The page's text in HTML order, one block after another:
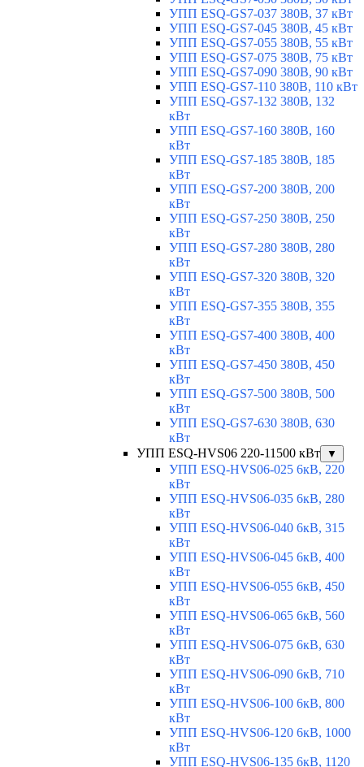
УПП ESQ-GS7-037 380В, 37 кВт
УПП ESQ-GS7-045 380В, 45 кВт
УПП ESQ-GS7-055 380В, 55 кВт
УПП ESQ-GS7-075 380В, 75 кВт
УПП ESQ-GS7-090 380В, 90 кВт
УПП ESQ-GS7-110 380В, 110 кВт
УПП ESQ-GS7-132 380В, 132
кВт
УПП ESQ-GS7-160 380В, 160
кВт
УПП ESQ-GS7-185 380В, 185
кВт
УПП ESQ-GS7-200 380В, 200
кВт
УПП ESQ-GS7-250 380В, 250
кВт
УПП ESQ-GS7-280 380В, 280
кВт
УПП ESQ-GS7-320 380В, 320
кВт
УПП ESQ-GS7-355 380В, 355
кВт
УПП ESQ-GS7-400 380В, 400
кВт
УПП ESQ-GS7-450 380В, 450
кВт
УПП ESQ-GS7-500 380В, 500
кВт
УПП ESQ-GS7-630 380В, 630
кВт
УПП ESQ-HVS06 220-11500 кВт
▼
УПП ESQ-HVS06-025 6кВ, 220
кВт
УПП ESQ-HVS06-035 6кВ, 280
кВт
УПП ESQ-HVS06-040 6кВ, 315
кВт
УПП ESQ-HVS06-045 6кВ, 400
кВт
УПП ESQ-HVS06-055 6кВ, 450
кВт
УПП ESQ-HVS06-065 6кВ, 560
кВт
УПП ESQ-HVS06-075 6кВ, 630
кВт
УПП ESQ-HVS06-090 6кВ, 710
кВт
УПП ESQ-HVS06-100 6кВ, 800
кВт
УПП ESQ-HVS06-120 6кВ, 1000
кВт
УПП ESQ-HVS06-135 6кВ, 1120